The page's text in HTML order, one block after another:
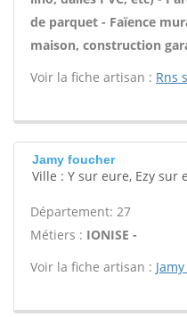
de parquet - Faïence
maison, construction
Voir la fiche artisan : Rns
Jamy foucher
Ville : Y sur eure, Ezy sur
Département: 27
Métiers : IONISE -
Voir la fiche artisan :